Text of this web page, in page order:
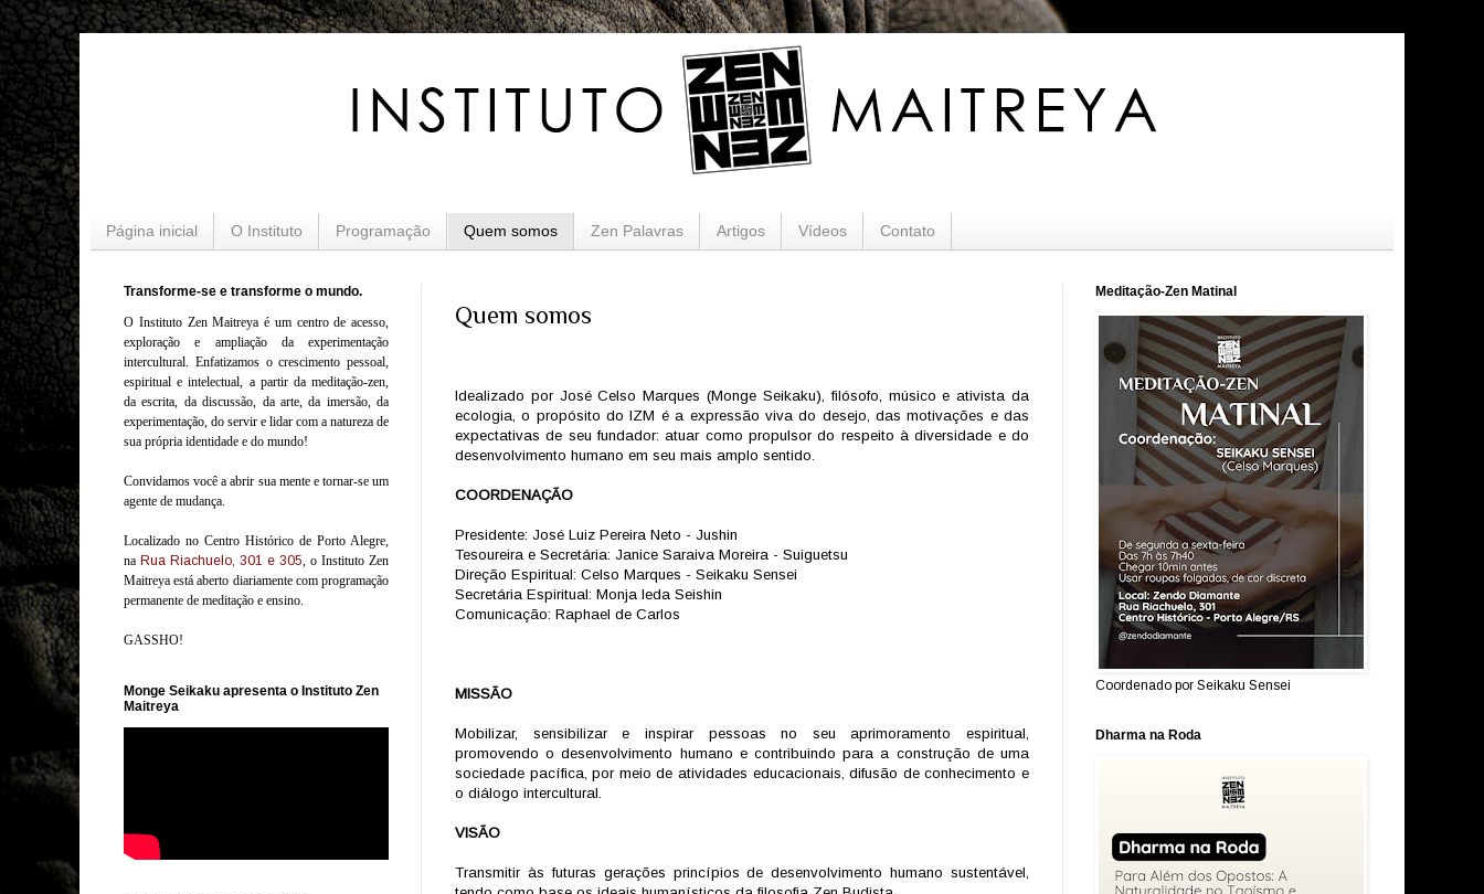
Página inicial O Instituto Programação Quem somos Zen Palavras Artigos Vídeos Contato
Quem somos
Idealizado por José Celso Marques (Monge Seikaku), filósofo, músico e ativista da
ecologia, o propósito do IZM é a expressão viva do desejo, das motivações e das
expectativas de seu fundador: atuar como propulsor do respeito à diversidade e do
desenvolvimento humano em seu mais amplo sentido.
COORDENAÇÃO
Presidente: José Luiz Pereira Neto - Jushin
Tesoureira e Secretária: Janice Saraiva Moreira - Suiguetsu
Direção Espiritual: Celso Marques - Seikaku Sensei
Secretária Espiritual: Monja Ieda Seishin
Comunicação: Raphael de Carlos
MISSÃO
Mobilizar, sensibilizar e inspirar pessoas no seu aprimoramento espiritual,
promovendo o desenvolvimento humano e contribuindo para a construção de uma
sociedade pacífica, por meio de atividades educacionais, difusão de conhecimento e
o diálogo intercultural.
VISÃO
Transmitir às futuras gerações princípios de desenvolvimento humano sustentável,
Transforme-se e transforme o mundo.
O Instituto Zen Maitreya é um centro de acesso,
exploração e ampliação da experimentação
intercultural. Enfatizamos o crescimento pessoal,
espiritual e intelectual, a partir da meditação-zen,
da escrita, da discussão, da arte, da imersão, da
experimentação, do servir e lidar com a natureza de
sua própria identidade e do mundo!
Convidamos você a abrir sua mente e tornar-se um
agente de mudança.
Localizado no Centro Histórico de Porto Alegre,
na Rua Riachuelo, 301 e 305 , o Instituto Zen
Maitreya está aberto diariamente com programação
permanente de meditação e ensino.
GASSHO!
Monge Seikaku apresenta o Instituto Zen
Maitreya
Meditação-Zen Matinal
Coordenado por Seikaku Sensei
Dharma na Roda